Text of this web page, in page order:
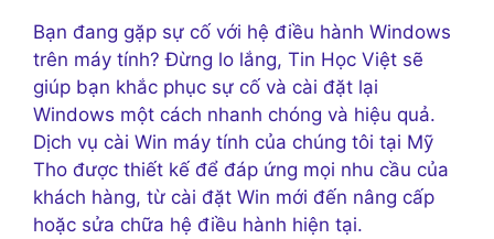
Bạn đang gặp sự cố với hệ điều hành Windows
trên máy tính? Đừng lo lắng, Tin Học Việt sẽ
giúp bạn khắc phục sự cố và cài đặt lại
Windows một cách nhanh chóng và hiệu quả.
Dịch vụ cài Win máy tính của chúng tôi tại Mỹ
Tho được thiết kế để đáp ứng mọi nhu cầu của
khách hàng, từ cài đặt Win mới đến nâng cấp
hoặc sửa chữa hệ điều hành hiện tại.